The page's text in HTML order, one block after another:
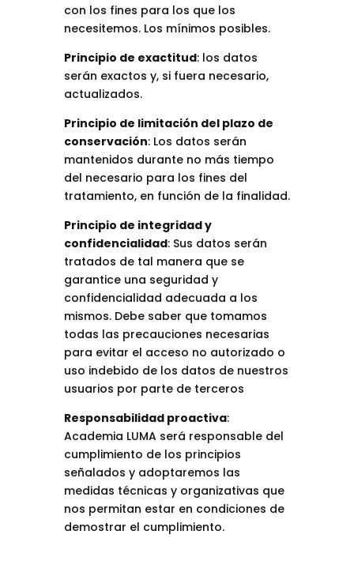
con los fines para los que los
necesitemos. Los mínimos posibles.
Principio de exactitud: los datos
serán exactos y, si fuera necesario,
actualizados.
Principio de limitación del plazo de
conservación: Los datos serán
mantenidos durante no más tiempo
del necesario para los fines del
tratamiento, en función de la finalidad.
Principio de integridad y
confidencialidad: Sus datos serán
tratados de tal manera que se
garantice una seguridad y
confidencialidad adecuada a los
mismos. Debe saber que tomamos
todas las precauciones necesarias
para evitar el acceso no autorizado o
uso indebido de los datos de nuestros
usuarios por parte de terceros
Responsabilidad proactiva:
Academia LUMA será responsable del
cumplimiento de los principios
señalados y adoptaremos las
medidas técnicas y organizativas que
nos permitan estar en condiciones de
demostrar el cumplimiento.